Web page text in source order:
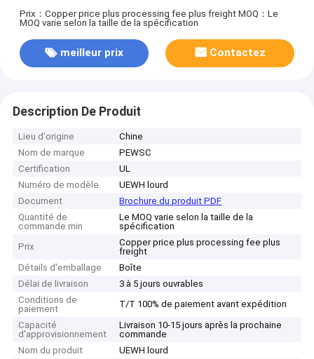
Prix：Copper price plus processing fee plus freight MOQ：Le
MOQ varie selon la taille de la spécification
meilleur prix Contactez
Description De Produit
Lieu d'origine
Chine
Nom de marque
PEWSC
Certification
UL
Numéro de modèle
UEWH lourd
Document
Brochure du produit PDF
Quantité de
commande min
Le MOQ varie selon la taille de la
spécification
Prix
Copper price plus processing fee plus
freight
Détails d'emballage
Boîte
Délai de livraison
3 à 5 jours ouvrables
Conditions de
paiement
T/T 100% de paiement avant expédition
Capacité
d'approvisionnement
Livraison 10-15 jours après la prochaine
commande
Nom du produit
UEWH lourd